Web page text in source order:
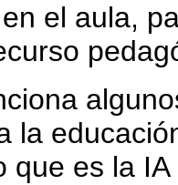
el aula,
la
que es la